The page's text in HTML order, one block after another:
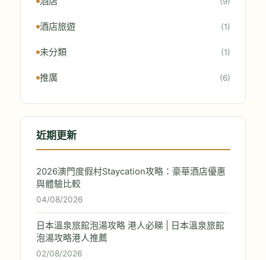
酒店旅遊 (1)
未分類 (1)
推廣 (6)
近期更新
2026澳門度假村Staycation攻略：豪華酒店優惠
與體驗比較
04/08/2026
日本溫泉旅館泡湯攻略 港人必睇 | 日本溫泉旅館
泡湯攻略港人推薦
02/08/2026